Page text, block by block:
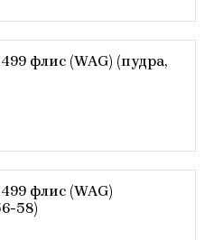
флис (WAG) (пудра,
флис (WAG)
58)